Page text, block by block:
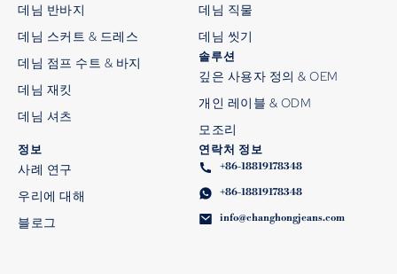
데님 반바지
데님 스커트 & 드레스
데님 점프 수트 & 바지
데님 재킷
데님 셔츠
데님 직물
데님 씻기
솔루션
깊은 사용자 정의 & OEM
개인 레이블 & ODM
모조리
정보
사례 연구
우리에 대해
블로그
연락처 정보
+86-18819178348
+86-18819178348
info@changhongjeans.com